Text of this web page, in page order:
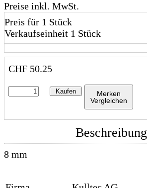
Preise inkl. MwSt.
Preis für 1 Stück
Verkaufseinheit 1 Stück
CHF 50.25
Kaufen
Merken
Vergleichen
Beschreibung
8 mm